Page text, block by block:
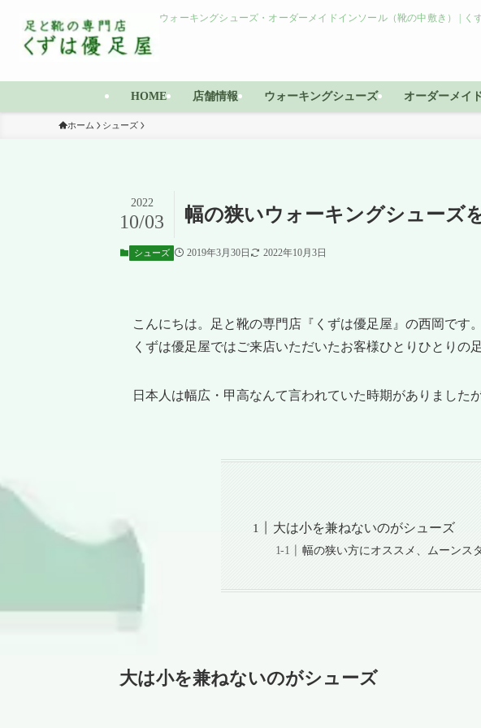
ウォーキングシューズ・オーダーメイドインソール（靴の中敷き） |
HOME 店舗情報 ウォーキングシューズ オーダーメイ
ホーム シューズ
幅の狭いウォーキングシューズ
2022
10/03
シューズ 2019年3月30日 2022年10月3日
こんにちは。足と靴の専門店『くずは優足屋』の西岡です。
くずは優足屋ではご来店いただいたお客様ひとりひとり
日本人は幅広・甲高なんて言われていた時期がありました
大は小を兼ねないのがシューズ
幅の狭い方にオススメ、ムーンス
大は小を兼ねないのがシューズ